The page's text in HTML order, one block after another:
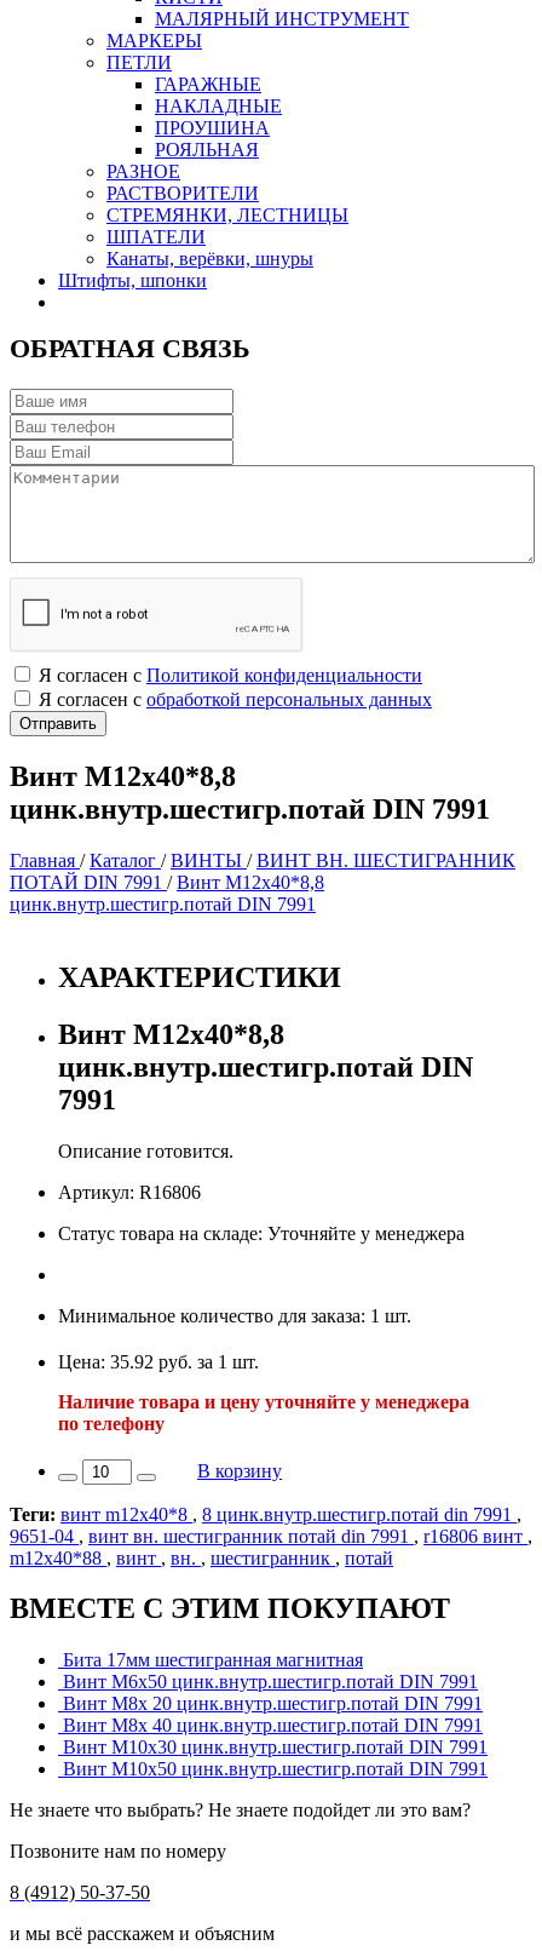
МАЛЯРНЫЙ ИНСТРУМЕНТ
МАРКЕРЫ
ПЕТЛИ
ГАРАЖНЫЕ
НАКЛАДНЫЕ
ПРОУШИНА
РОЯЛЬНАЯ
РАЗНОЕ
РАСТВОРИТЕЛИ
СТРЕМЯНКИ, ЛЕСТНИЦЫ
ШПАТЕЛИ
Канаты, верёвки, шнуры
Штифты, шпонки
ОБРАТНАЯ СВЯЗЬ
Я согласен с Политикой конфиденциальности
Я согласен с обработкой персональных данных
Винт M12х40*8,8
цинк.внутр.шестигр.потай DIN 7991
Главная /Каталог /ВИНТЫ /ВИНТ ВН. ШЕСТИГРАННИК
ПОТАЙ DIN 7991 /Винт M12х40*8,8
цинк.внутр.шестигр.потай DIN 7991
ХАРАКТЕРИСТИКИ
Винт M12х40*8,8
цинк.внутр.шестигр.потай DIN
7991
Описание готовится.
Артикул: R16806
Статус товара на складе: Уточняйте у менеджера
Минимальное количество для заказа: 1 шт.
Цена: 35.92 руб. за 1 шт.
Наличие товара и цену уточняйте у менеджера
по телефону
В корзину
Теги: винт m12х40*8 , 8 цинк.внутр.шестигр.потай din 7991 ,
9651-04 , винт вн. шестигранник потай din 7991 , r16806 винт ,
m12х40*88 , винт , вн. , шестигранник , потай
ВМЕСТЕ С ЭТИМ ПОКУПАЮТ
Бита 17мм шестигранная магнитная
Винт М6х50 цинк.внутр.шестигр.потай DIN 7991
Винт М8х 20 цинк.внутр.шестигр.потай DIN 7991
Винт М8х 40 цинк.внутр.шестигр.потай DIN 7991
Винт М10х30 цинк.внутр.шестигр.потай DIN 7991
Винт М10х50 цинк.внутр.шестигр.потай DIN 7991
Не знаете что выбрать? Не знаете подойдет ли это вам?
Позвоните нам по номеру
8 (4912) 50-37-50
и мы всё расскажем и объясним